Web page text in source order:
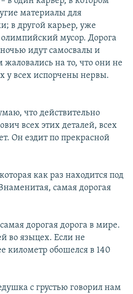
материалы для
в другой карьер, уже
мусор. Дорога
идут самосвалы и
на то, что они не
у всех испорчены нервы.
что действительно
всех этих деталей, всех
Он ездит по прекрасной
как раз находится под
самая дорогая
дорогая дорога в мире.
во языцех. Если не
километр обошелся в 140
с грустью говорил нам